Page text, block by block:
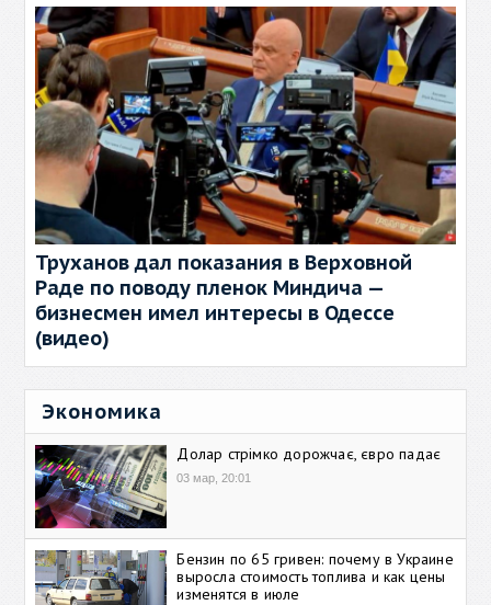
Труханов дал показания в Верховной
Раде по поводу пленок Миндича —
бизнесмен имел интересы в Одессе
(видео)
Экономика
Долар стрімко дорожчає, євро падає
03 мар, 20:01
Бензин по 65 гривен: почему в Украине
выросла стоимость топлива и как цены
изменятся в июле